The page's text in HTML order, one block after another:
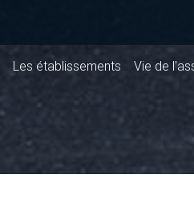
Les établissements Vie de